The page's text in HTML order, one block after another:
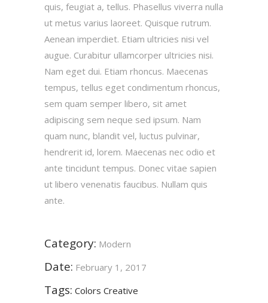
quis, feugiat a, tellus. Phasellus viverra nulla
ut metus varius laoreet. Quisque rutrum.
Aenean imperdiet. Etiam ultricies nisi vel
augue. Curabitur ullamcorper ultricies nisi.
Nam eget dui. Etiam rhoncus. Maecenas
tempus, tellus eget condimentum rhoncus,
sem quam semper libero, sit amet
adipiscing sem neque sed ipsum. Nam
quam nunc, blandit vel, luctus pulvinar,
hendrerit id, lorem. Maecenas nec odio et
ante tincidunt tempus. Donec vitae sapien
ut libero venenatis faucibus. Nullam quis
ante.
Category: Modern
Date: February 1, 2017
Tags: Colors Creative